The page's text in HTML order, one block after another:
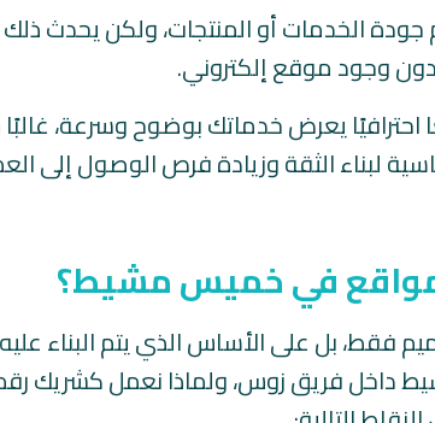
الخدمات أو المنتجات، ولكن يحدث
وجود موقع إلكتروني.
احترافيًا يعرض خدماتك بوضوح وسرعة،
الثقة وزيادة فرص الوصول إلى
مواقع في خميس مشيط؟
بل على الأساس الذي يتم البناء
داخل فريق زوس، ولماذا نعمل كشريك